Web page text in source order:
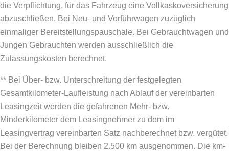
die Verpflichtung, für das Fahrzeug eine Vollkaskoversicherung
abzuschließen. Bei Neu- und Vorführwagen zuzüglich
einmaliger Bereitstellungspauschale. Bei Gebrauchtwagen und
Jungen Gebrauchten werden ausschließlich die
Zulassungskosten berechnet.
** Bei Über- bzw. Unterschreitung der festgelegten
Gesamtkilometer-Laufleistung nach Ablauf der vereinbarten
Leasingzeit werden die gefahrenen Mehr- bzw.
Minderkilometer dem Leasingnehmer zu dem im
Leasingvertrag vereinbarten Satz nachberechnet bzw. vergütet.
Bei der Berechnung bleiben 2.500 km ausgenommen. Die km-